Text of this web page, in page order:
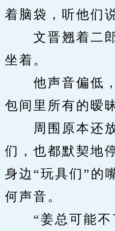
着脑袋，听他们
文晋翘着二郎
坐着。
他声音偏低，
包间里所有的暧
周围原本还放
们，也都默契地
身边“玩具们”的
何声音。
“姜总可能不